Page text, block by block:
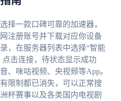
择一款口碑可靠的加速器，
注册账号并下载对应你设备
，在服务器列表中选择“智能
点击连接，待状态显示成功
、咪咕视频、央视频等App。
限制都已消失，可以正常搜
杯赛事以及各类国内电视剧